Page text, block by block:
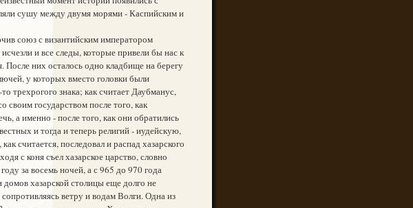
сушу между двумя морями - Каспийским и
союз с византийским императором
и все следы, которые привели бы нас к
После них осталось одно кладбище на берегу
у которых вместо головки были
трехрогого знака; как считает Даубманус,
своим государством после того, как
а именно - после того, как они обратились
и тогда и теперь религий - иудейскую,
считается, последовал и распад хазарского
с коня съел хазарское царство, словно
за восемь ночей, а с 965 до 970 года
хазарской столицы еще долго не
ветру и водам Волги. Одна из